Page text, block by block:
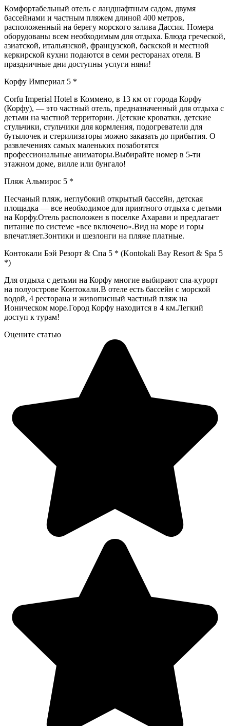
Комфортабельный отель с ландшафтным садом, двумя
бассейнами и частным пляжем длиной 400 метров,
расположенный на берегу морского залива Дассия. Номера
оборудованы всем необходимым для отдыха. Блюда греческой,
азиатской, итальянской, французской, баскской и местной
керкирской кухни подаются в семи ресторанах отеля. В
праздничные дни доступны услуги няни!
Корфу Империал 5 *
Corfu Imperial Hotel в Коммено, в 13 км от города Корфу
(Корфу), — это частный отель, предназначенный для отдыха с
детьми на частной территории. Детские кроватки, детские
стульчики, стульчики для кормления, подогреватели для
бутылочек и стерилизаторы можно заказать до прибытия. О
развлечениях самых маленьких позаботятся
профессиональные аниматоры.Выбирайте номер в 5-ти
этажном доме, вилле или бунгало!
Пляж Альмирос 5 *
Песчаный пляж, неглубокий открытый бассейн, детская
площадка — все необходимое для приятного отдыха с детьми
на Корфу.Отель расположен в поселке Ахарави и предлагает
питание по системе «все включено».Вид на море и горы
впечатляет.Зонтики и шезлонги на пляже платные.
Контокали Бэй Резорт & Спа 5 * (Kontokali Bay Resort & Spa 5
*)
Для отдыха с детьми на Корфу многие выбирают спа-курорт
на полуострове Контокали.В отеле есть бассейн с морской
водой, 4 ресторана и живописный частный пляж на
Ионическом море.Город Корфу находится в 4 км.Легкий
доступ к турам!
Оцените статью